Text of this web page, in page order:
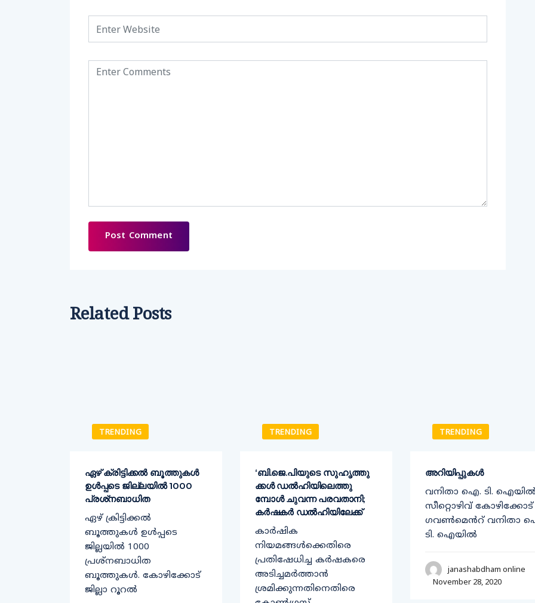
Related Posts
TRENDING
ഏഴ് ക്രിട്ടിക്കല്‍ ബൂത്തുകള്‍
ഉള്‍പ്പടെ ജില്ലയില്‍ 1000
പ്രശ്‌നബാധിത
ഏഴ് ക്രിട്ടിക്കല്‍
ബൂത്തുകള്‍ ഉള്‍പ്പടെ
ജില്ലയില്‍ 1000
പ്രശ്‌നബാധിത
ബൂത്തുകള്‍. കോഴിക്കോട്
ജില്ലാ റൂറല്‍
TRENDING
‘ബി​.ജെ.പിയുടെ സുഹൃത്തു​
ക്കൾ ഡൽഹിയിലെത്തു​
മ്പോൾ ചുവന്ന പരവതാനി;
കർഷകർ ഡൽഹിയിലേക്ക്​
കാർഷിക
നിയമങ്ങൾക്കെതിരെ
പ്രതിഷേധിച്ച കർഷകരെ
അടിച്ചമർത്താൻ
ശ്രമിക്കുന്നതിനെതിരെ
TRENDING
അറിയിപ്പുകൾ
വനിതാ ഐ. ടി. ഐയിൽ
സീറ്റൊഴിവ് കോഴിക്കോട്
ഗവൺമെൻറ് വനിതാ
ടി. ഐയിൽ
janashabdham online
November 28, 2020